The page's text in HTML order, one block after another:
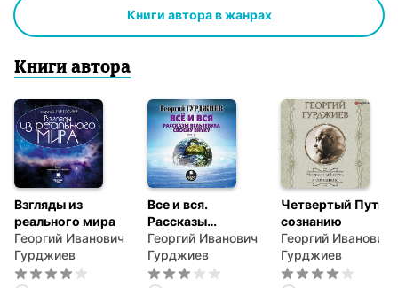
Книги автора в жанрах
Книги автора
Взгляды из
реального мира
Георгий Иванович
Гурджиев
Все и вся.
Рассказы
Вельзевула
своему внуку
Георгий Иванович
Гурджиев
Четвертый Путь к
сознанию
Георгий Иванович
Гурджиев